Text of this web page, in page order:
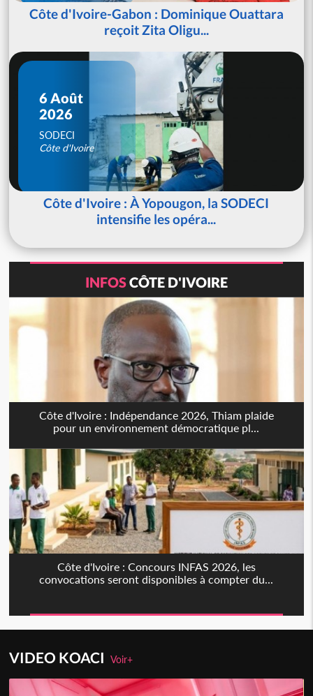
Côte d'Ivoire-Gabon : Dominique Ouattara
reçoit Zita Oligu...
6 Août
2026
SODECI
Côte d'Ivoire
Côte d'Ivoire : À Yopougon, la SODECI
intensifie les opéra...
INFOSCÔTE D'IVOIRE
Côte d'Ivoire : Indépendance 2026, Thiam plaide
pour un environnement démocratique pl...
Côte d'Ivoire : Concours INFAS 2026, les
convocations seront disponibles à compter du...
VIDEO KOACIVoir+